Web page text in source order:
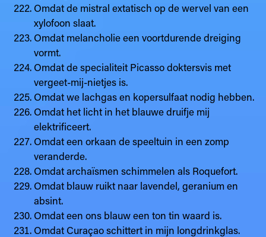
Omdat de mistral extatisch op de wervel van een
xylofoon slaat.
Omdat melancholie een voortdurende dreiging
vormt.
Omdat de specialiteit Picasso doktersvis met
vergeet-mij-nietjes is.
Omdat we lachgas en kopersulfaat nodig hebben.
Omdat het licht in het blauwe druifje mij
elektrificeert.
Omdat een orkaan de speeltuin in een zomp
veranderde.
Omdat archaïsmen schimmelen als Roquefort.
Omdat blauw ruikt naar lavendel, geranium en
absint.
Omdat een ons blauw een ton tin waard is.
Omdat Curaçao schittert in mijn longdrinkglas.